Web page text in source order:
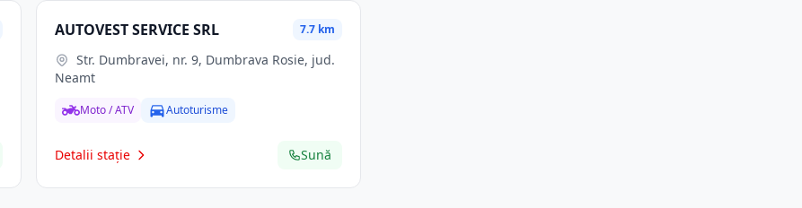
AUTOVEST SERVICE SRL 7.7 km
Neamt
Moto / ATV Autoturisme
Detalii stație Sună